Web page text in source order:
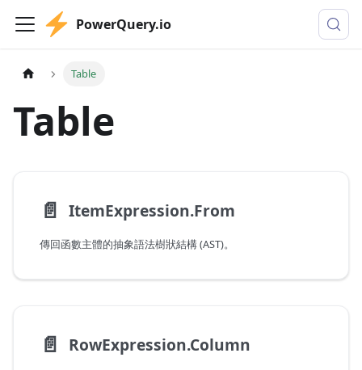
PowerQuery.io
Table
Table
📄️ ItemExpression.From
傳回函數主體的抽象語法樹狀結構 (AST)。
📄️ RowExpression.Column